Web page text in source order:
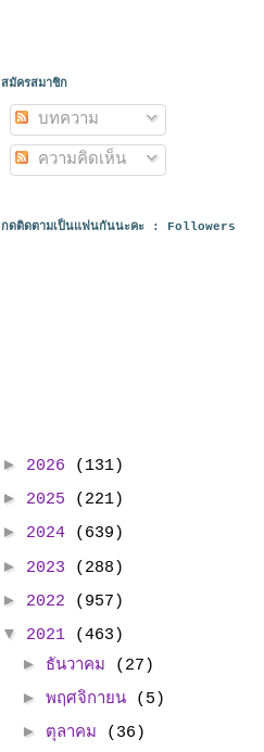
สมัครสมาชิก
บทความ
ความคิดเห็น
กดติดตามเป็นแฟนกันนะคะ : Followers
► 2026
(131)
► 2025
(221)
► 2024
(639)
► 2023
(288)
► 2022
(957)
▼ 2021
(463)
► ธันวาคม
(27)
► พฤศจิกายน
(5)
► ตุลาคม
(36)